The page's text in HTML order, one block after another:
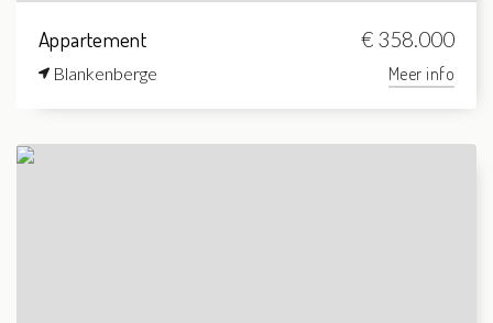
Appartement € 358.000
Blankenberge Meer info